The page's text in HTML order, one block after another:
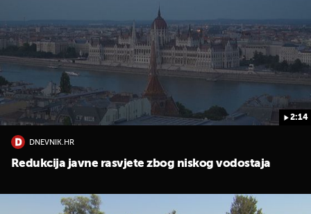
2:14
DNEVNIK.HR
Redukcija javne rasvjete zbog niskog vodostaja